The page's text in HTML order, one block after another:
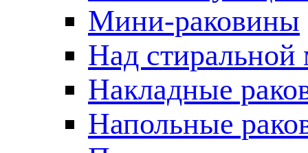
Мини-раковины
Над
Накладные
Напольные